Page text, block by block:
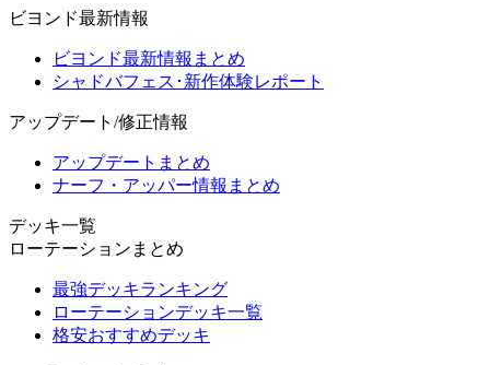
ビヨンド最新情報
ビヨンド最新情報まとめ
シャドバフェス･新作体験レポート
アップデート/修正情報
アップデートまとめ
ナーフ・アッパー情報まとめ
デッキ一覧
ローテーションまとめ
最強デッキランキング
ローテーションデッキ一覧
格安おすすめデッキ